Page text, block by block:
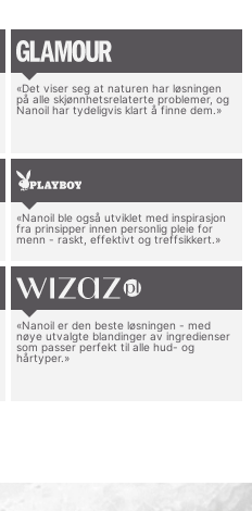
«Det viser seg at naturen har løsningen
på alle skjønnhetsrelaterte problemer, og
Nanoil har tydeligvis klart å finne dem.»
«Nanoil ble også utviklet med inspirasjon
fra prinsipper innen personlig pleie for
menn - raskt, effektivt og treffsikkert.»
«Nanoil er den beste løsningen - med
nøye utvalgte blandinger av ingredienser
som passer perfekt til alle hud- og
hårtyper.»